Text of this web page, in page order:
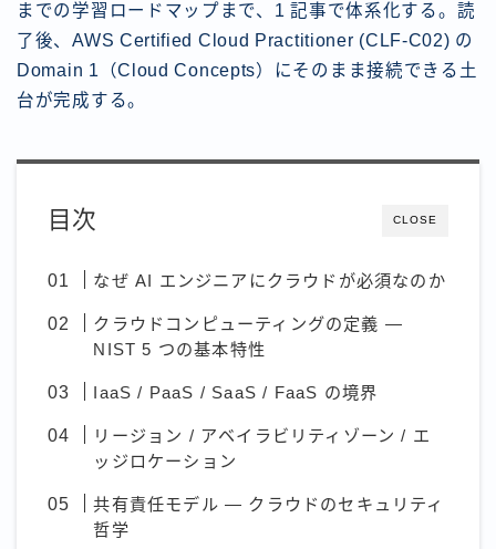
までの学習ロードマップまで、1 記事で体系化する。読
了後、AWS Certified Cloud Practitioner (CLF-C02) の
Domain 1（Cloud Concepts）にそのまま接続できる土
台が完成する。
CLOSE
目次
なぜ AI エンジニアにクラウドが必須なのか
クラウドコンピューティングの定義 —
NIST 5 つの基本特性
IaaS / PaaS / SaaS / FaaS の境界
リージョン / アベイラビリティゾーン / エ
ッジロケーション
共有責任モデル — クラウドのセキュリティ
哲学